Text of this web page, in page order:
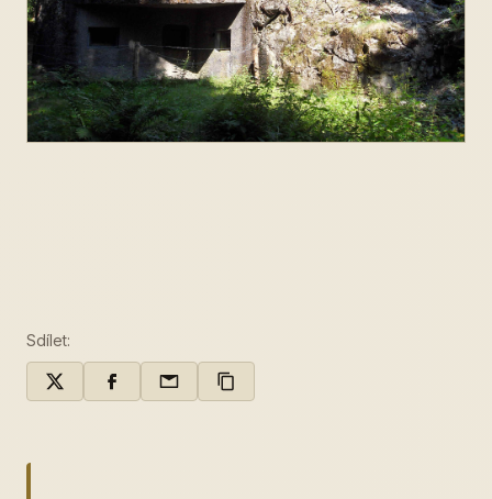
Sdílet: